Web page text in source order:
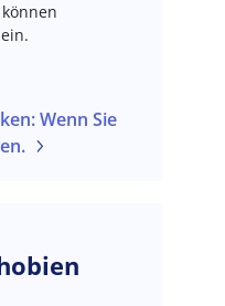
Wenn Sie